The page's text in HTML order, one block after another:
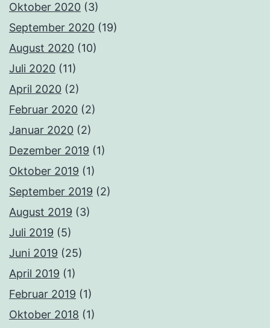
Oktober 2020 (3)
September 2020 (19)
August 2020 (10)
Juli 2020 (11)
April 2020 (2)
Februar 2020 (2)
Januar 2020 (2)
Dezember 2019 (1)
Oktober 2019 (1)
September 2019 (2)
August 2019 (3)
Juli 2019 (5)
Juni 2019 (25)
April 2019 (1)
Februar 2019 (1)
Oktober 2018 (1)